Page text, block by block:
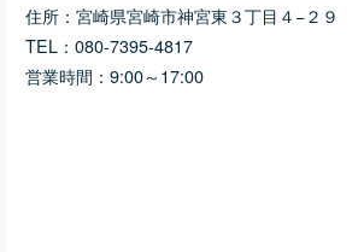
住所： 宮崎県宮崎市神宮東３丁目４−２９
TEL： 080-7395-4817
営業時間：9:00～17:00